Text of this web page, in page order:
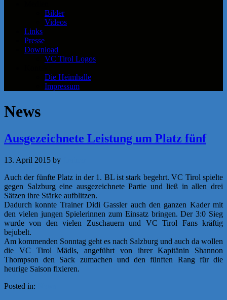
Bilder
Videos
Links
Presse
Download
VC Tirol Logos
Die Heimhalle
Impressum
News
Ausgezeichnete Leistung um Platz fünf
13. April 2015 by
Auch der fünfte Platz in der 1. BL ist stark begehrt. VC Tirol spielte
gegen Salzburg eine ausgezeichnete Partie und ließ in allen drei
Sätzen ihre Stärke aufblitzen.
Dadurch konnte Trainer Didi Gassler auch den ganzen Kader mit
den vielen jungen Spielerinnen zum Einsatz bringen. Der 3:0 Sieg
wurde von den vielen Zuschauern und VC Tirol Fans kräftig
bejubelt.
Am kommenden Sonntag geht es nach Salzburg und auch da wollen
die VC Tirol Mädls, angeführt von ihrer Kapitänin Shannon
Thompson den Sack zumachen und den fünften Rang für die
heurige Saison fixieren.
Posted in: